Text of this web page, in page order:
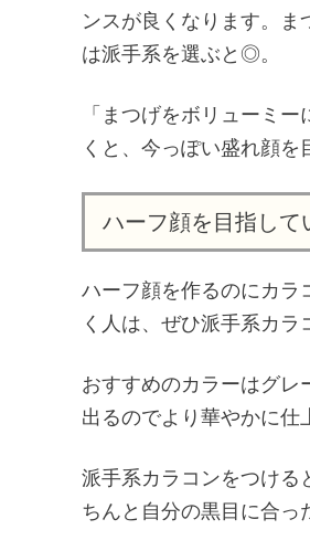
ンスが良くなります。
は派手系を選ぶと◎。
「まつげをボリューミ
くと、今っぽい盛れ顔を
ハーフ顔を目指して
ハーフ顔を作るのにカラ
く人は、ぜひ派手系カラ
おすすめのカラーはグレ
出るのでより華やかに仕
派手系カラコンをつける
ちんと自分の黒目に合っ